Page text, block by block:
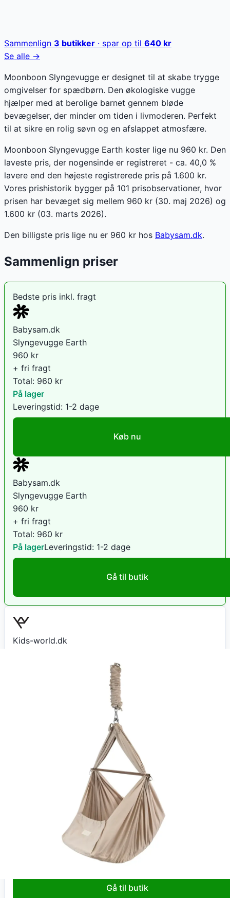
Sammenlign 3 butikker · spar op til 640 kr
Se alle →
Moonboon Slyngevugge er designet til at skabe trygge
omgivelser for spædbørn. Den økologiske vugge
hjælper med at berolige barnet gennem bløde
bevægelser, der minder om tiden i livmoderen. Perfekt
til at sikre en rolig søvn og en afslappet atmosfære.
Moonboon Slyngevugge Earth koster lige nu 960 kr. Den
laveste pris, der nogensinde er registreret - ca. 40,0 %
lavere end den højeste registrerede pris på 1.600 kr.
Vores prishistorik bygger på 101 prisobservationer, hvor
prisen har bevæget sig mellem 960 kr (30. maj 2026) og
1.600 kr (03. marts 2026).
Den billigste pris lige nu er 960 kr hos Babysam.dk.
Sammenlign priser
Bedste pris inkl. fragt
Babysam.dk
Slyngevugge Earth
960 kr
+ fri fragt
Total: 960 kr
På lager
Leveringstid: 1-2 dage
Køb nu
Babysam.dk
Slyngevugge Earth
960 kr
+ fri fragt
Total: 960 kr
På lagerLeveringstid: 1-2 dage
Gå til butik
Kids-world.dk
1-2 hverdage
Køb nu
Moonboon Slyngevugge 90x35cm Earth
kr
Leveringstid:1-2 hverdage
Gå til butik